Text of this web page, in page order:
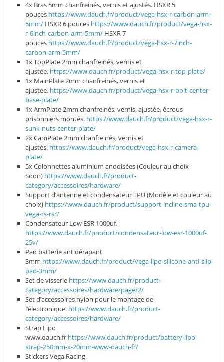
4x Bras 5mm chanfreinés, vernis et ajustés. HSXR 5
pouces https://www.dauch.fr/product/vega-hsx-r-carbon-arm-
5mm/ HSXR 6 pouces https://www.dauch.fr/product/vega-hsx-
r-6inch-carbon-arm-5mm/ HSXR 7
pouces https://www.dauch.fr/product/vega-hsx-r-7inch-
carbon-arm-5mm/
1x TopPlate 2mm chanfreinés, vernis et
ajustée. https://www.dauch.fr/product/vega-hsx-r-top-plate/
1x MainPlate 2mm chanfreinés, vernis et
ajustée. https://www.dauch.fr/product/vega-hsx-r-bolt-center-
base-plate/
1x ArmPlate 2mm chanfreinés, vernis, ajustée, écrous
prisonniers montés. https://www.dauch.fr/product/vega-hsx-r-
sunk-nuts-center-plate/
2x CamPlate 2mm chanfreinés, vernis et
ajustés. https://www.dauch.fr/product/vega-hsx-r-camera-
plate/
5x Colonnettes aluminium anodisées (Couleur au choix
Soon) https://www.dauch.fr/product-
category/accessoires/hardware/
Support d’antenne et condensateur TPU (Modèle et couleur au
choix) https://www.dauch.fr/product/support-incline-sma-tpu-
vega-rs-rsr/
Condensateur Low ESR 1000uf.
https://www.dauch.fr/product/condensateur-low-esr-1000uf-
25v/
Pad batterie antidérapant
3mm https://www.dauch.fr/product/vega-lipo-silicone-anti-slip-
pad-3mm/
Set de visserie https://www.dauch.fr/product-
category/accessoires/hardware/page/2/
Set d’accessoires nylon pour le montage de
l’électronique. https://www.dauch.fr/product-
category/accessoires/hardware/
Strap Lipo
www.dauch.fr https://www.dauch.fr/product/battery-lipo-
strap-250mm-x-20mm-www-dauch-fr/
Stickers Vega Racing